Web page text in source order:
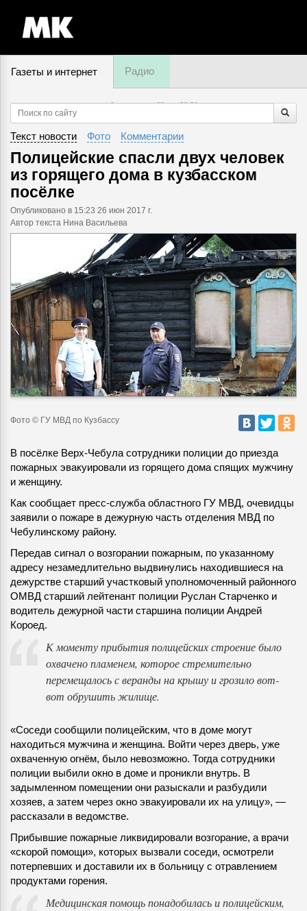
Газеты и интернет Радио
9 августа, суббота,03:20
Текст новости Фото Комментарии
Полицейские спасли двух человек
из горящего дома в кузбасском
посёлке
Опубликовано в 15:23 26 июн 2017 г.
Автор текста Нина Васильева
Фото © ГУ МВД по Кузбассу
В посёлке Верх-Чебула сотрудники полиции до приезда
пожарных эвакуировали из горящего дома спящих мужчину
и женщину.
Как сообщает пресс-служба областного ГУ МВД, очевидцы
заявили о пожаре в дежурную часть отделения МВД по
Чебулинскому району.
Передав сигнал о возгорании пожарным, по указанному
адресу незамедлительно выдвинулись находившиеся на
дежурстве старший участковый уполномоченный районного
ОМВД старший лейтенант полиции Руслан Старченко и
водитель дежурной части старшина полиции Андрей
Короед.
К моменту прибытия полицейских строение было
охвачено пламенем, которое стремительно
перемещалось с веранды на крышу и грозило вот-
вот обрушить жилище.
«Соседи сообщили полицейским, что в доме могут
находиться мужчина и женщина. Войти через дверь, уже
охваченную огнём, было невозможно. Тогда сотрудники
полиции выбили окно в доме и проникли внутрь. В
задымленном помещении они разыскали и разбудили
хозяев, а затем через окно эвакуировали их на улицу», —
рассказали в ведомстве.
Прибывшие пожарные ликвидировали возгорание, а врачи
«скорой помощи», которых вызвали соседи, осмотрели
потерпевших и доставили их в больницу с отравлением
продуктами горения.
Медицинская помощь понадобилась и полицейским,